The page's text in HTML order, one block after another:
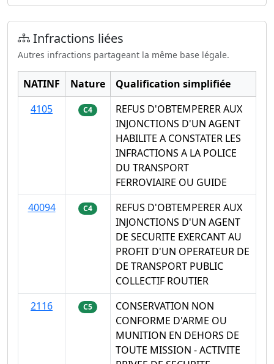
Infractions liées
Autres infractions partageant la même base légale.
NATINF Nature
Qualification simplifiée
4105
C4
REFUS D'OBTEMPERER AUX
INJONCTIONS D'UN AGENT
HABILITE A CONSTATER LES
INFRACTIONS A LA POLICE
DU TRANSPORT
FERROVIAIRE OU GUIDE
40094
C4
REFUS D'OBTEMPERER AUX
INJONCTIONS D'UN AGENT
DE SECURITE EXERCANT AU
PROFIT D'UN OPERATEUR DE
DE TRANSPORT PUBLIC
COLLECTIF ROUTIER
2116
C5
CONSERVATION NON
CONFORME D'ARME OU
MUNITION EN DEHORS DE
TOUTE MISSION - ACTIVITE